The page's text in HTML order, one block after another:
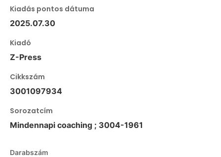
Kiadás pontos dátuma
2025.07.30
Kiadó
Z-Press
Cikkszám
3001097934
Sorozatcím
Mindennapi coaching ; 3004-1961
Darabszám